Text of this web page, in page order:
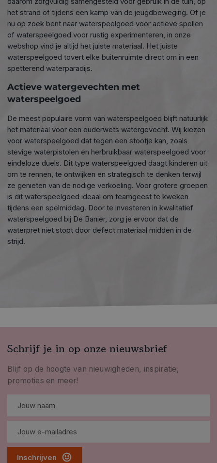
het strand of tijdens een kamp van de jeugdbeweging. Of je
nu op zoek bent naar waterspeelgoed voor actieve spellen
of waterspeelgoed voor rustig experimenteren, in onze
webshop vind je altijd het juiste materiaal. Het juiste
waterspeelgoed tovert elke buitenruimte direct om in een
spetterend waterparadijs.
Actieve watergevechten met
waterspeelgoed
De meest populaire vorm van waterspeelgoed blijft natuurlijk
het materiaal voor een ouderwets watergevecht. Wij kiezen
voor waterspeelgoed dat tegen een stootje kan, zoals
stevige waterpistolen en herbruikbaar waterspeelgoed voor
eindeloze duels. Dit type waterspeelgoed daagt kinderen uit
om te rennen, te ontwijken en strategisch te denken terwijl
ze genieten van de nodige verkoeling. Voor grotere groepen
is dit waterspeelgoed ideaal om teamgeest te kweken
tijdens een spelmiddag. Door te investeren in kwalitatief
waterspeelgoed bij De Banier, zorg je ervoor dat de
waterpret niet stopt door defect materiaal midden in de
strijd.
Schrijf je in op onze nieuwsbrief
Blijf op de hoogte van nieuwigheden, inspiratie,
promoties en meer!
Inschrijven